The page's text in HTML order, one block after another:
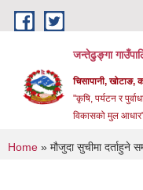
Skip to main content
जन्तेढुङ्गा
चिसापानी, खोटाङ,
"कृषि, पर्यटन र
विकासको मुल
You are here
Home » मौजुदा सुचीमा दर्ताहुने